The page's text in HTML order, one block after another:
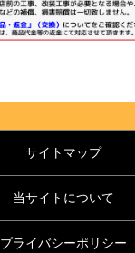
サイトマップ
当サイトについて
プライバシーポリシー